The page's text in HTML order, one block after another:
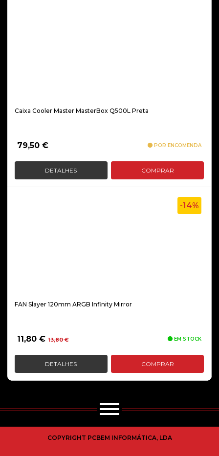
Caixa Cooler Master MasterBox Q500L Preta
79,50 € POR ENCOMENDA
DETALHES COMPRAR
-14%
FAN Slayer 120mm ARGB Infinity Mirror
13,80€O
original
era:
11,80 €
O
atual
é:
EM STOCK
DETALHES COMPRAR
COPYRIGHT PCBEM INFORMÁTICA, LDA